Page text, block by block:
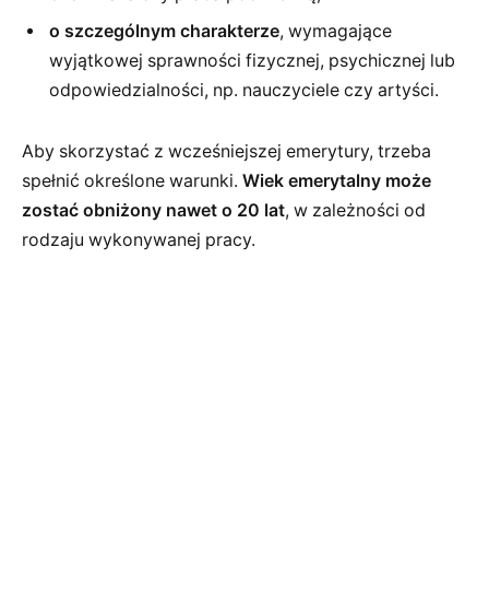
o szczególnym charakterze, wymagające
wyjątkowej sprawności fizycznej, psychicznej lub
odpowiedzialności, np. nauczyciele czy artyści.
Aby skorzystać z wcześniejszej emerytury, trzeba
spełnić określone warunki. Wiek emerytalny może
zostać obniżony nawet o 20 lat, w zależności od
rodzaju wykonywanej pracy.